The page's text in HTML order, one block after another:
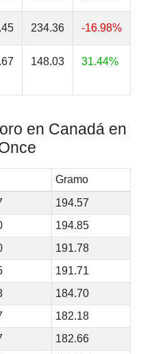
234.36 -16.98%
148.03 31.44%
en Canadá en
Gramo
194.57
194.85
191.78
191.71
184.70
182.18
182.66